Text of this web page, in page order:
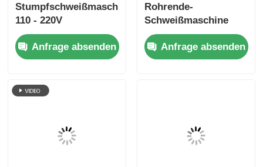
Stumpfschweißmaschine
110 - 220V
Automatisches
Rohrschweißgerät
Anfrage absenden
Rohrende-
Schweißmaschine
50Hz HDPE PP
Stumpfschweißmaschine
Anfrage absenden